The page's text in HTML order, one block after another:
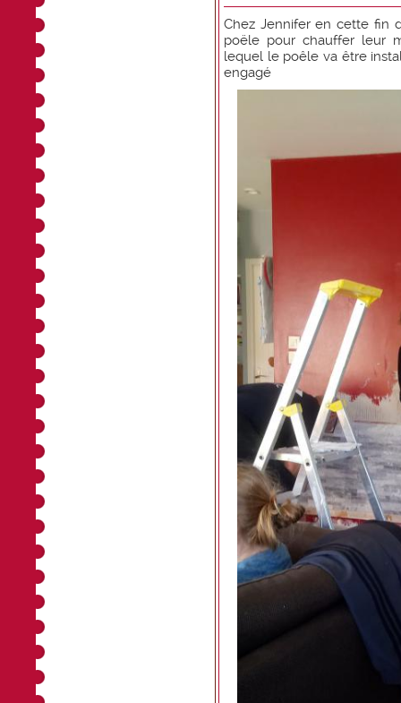
Chez Jennifer en cette fin
poële pour chauffer leur
lequel le poêle va être
engagé